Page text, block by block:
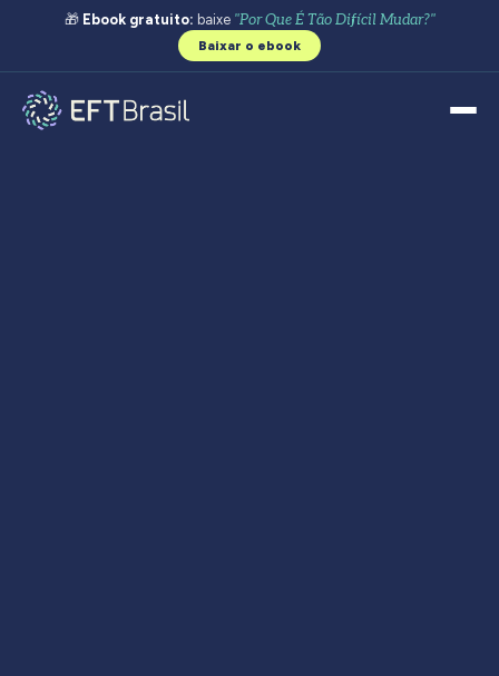
🎁 Ebook gratuito: baixe "Por Que É Tão Difícil Mudar?"
Baixar o ebook